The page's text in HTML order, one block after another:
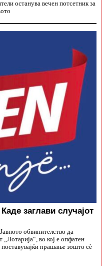
останува вечен потсетник за
заглави случајот
обвинителство да
„Лотарија“, во кој е опфатен
прашање зошто сè